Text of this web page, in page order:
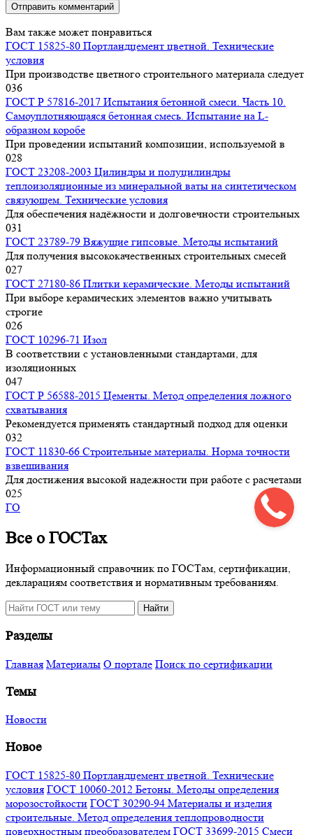
Вам также может понравиться
ГОСТ 15825-80 Портландцемент цветной. Технические
условия
При производстве цветного строительного материала следует
036
ГОСТ Р 57816-2017 Испытания бетонной смеси. Часть 10.
Самоуплотняющаяся бетонная смесь. Испытание на L-
образном коробе
При проведении испытаний композиции, используемой в
028
ГОСТ 23208-2003 Цилиндры и полуцилиндры
теплоизоляционные из минеральной ваты на синтетическом
связующем. Технические условия
Для обеспечения надёжности и долговечности строительных
031
ГОСТ 23789-79 Вяжущие гипсовые. Методы испытаний
Для получения высококачественных строительных смесей
027
ГОСТ 27180-86 Плитки керамические. Методы испытаний
При выборе керамических элементов важно учитывать
строгие
026
ГОСТ 10296-71 Изол
В соответствии с установленными стандартами, для
изоляционных
047
ГОСТ Р 56588-2015 Цементы. Метод определения ложного
схватывания
Рекомендуется применять стандартный подход для оценки
032
ГОСТ 11830-66 Строительные материалы. Норма точности
взвешивания
Для достижения высокой надежности при работе с расчетами
025
ГО
Все о ГОСТах
Информационный справочник по ГОСТам, сертификации,
декларациям соответствия и нормативным требованиям.
Поиск
сайту
Найти
Разделы
Главная Материалы О портале Поиск по сертификации
Темы
Новости
Новое
ГОСТ 15825-80 Портландцемент цветной. Технические
условия ГОСТ 10060-2012 Бетоны. Методы определения
морозостойкости ГОСТ 30290-94 Материалы и изделия
строительные. Метод определения теплопроводности
поверхностным преобразователем ГОСТ 33699-2015 Смеси